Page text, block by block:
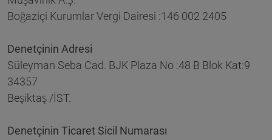
Boğaziçi Kurumlar Vergi Dairesi :146 002 2405
Denetçinin Adresi
Süleyman Seba Cad. BJK Plaza No :48 B Blok Kat:9
34357
Beşiktaş /İST.
Denetçinin Ticaret Sicil Numarası